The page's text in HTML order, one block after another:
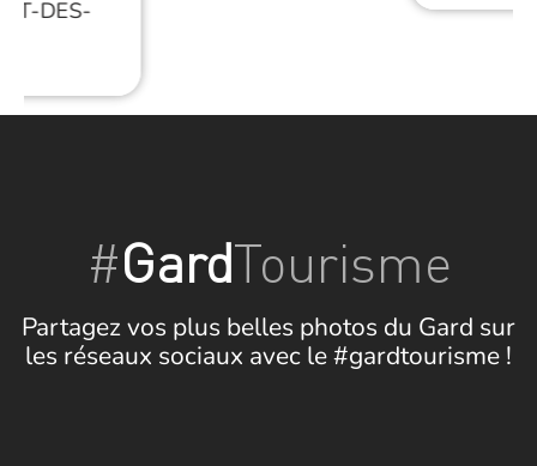
DES-
#GardTourisme
Partagez vos plus belles photos du Gard sur
les réseaux sociaux avec le #gardtourisme !